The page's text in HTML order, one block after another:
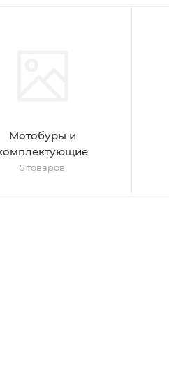
Мотобуры и
5 товаров